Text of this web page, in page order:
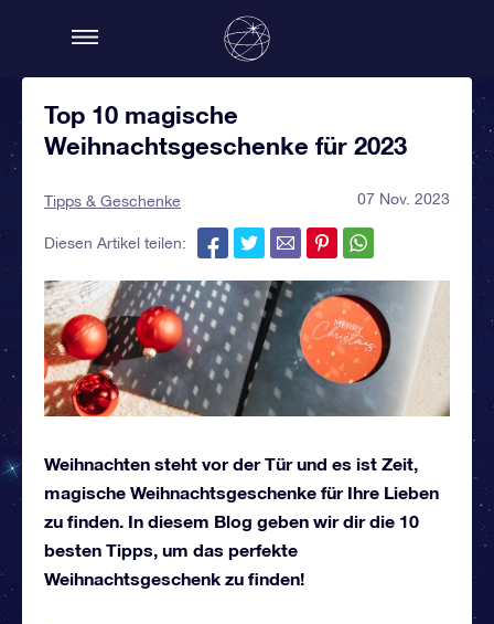
Top 10 magische
Weihnachtsgeschenke für 2023
Tipps & Geschenke 07 Nov. 2023
Diesen Artikel teilen:
Weihnachten steht vor der Tür und es ist Zeit,
magische Weihnachtsgeschenke für Ihre Lieben
zu finden. In diesem Blog geben wir dir die 10
besten Tipps, um das perfekte
Weihnachtsgeschenk zu finden!